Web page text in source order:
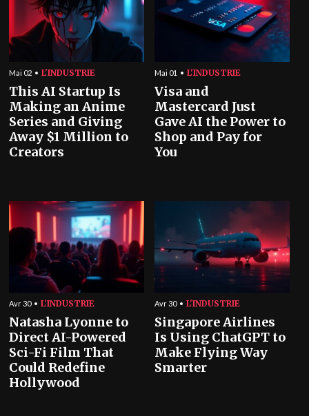
Mai 02 L'INDUSTRIE
This AI Startup Is
Making an Anime
Series and Giving
Away $1 Million to
Creators
Mai 01 L'INDUSTRIE
Visa and
Mastercard Just
Gave AI the Power to
Shop and Pay for
You
Avr 30 L'INDUSTRIE
Natasha Lyonne to
Direct AI-Powered
Sci-Fi Film That
Could Redefine
Hollywood
Avr 30 L'INDUSTRIE
Singapore Airlines
Is Using ChatGPT to
Make Flying Way
Smarter